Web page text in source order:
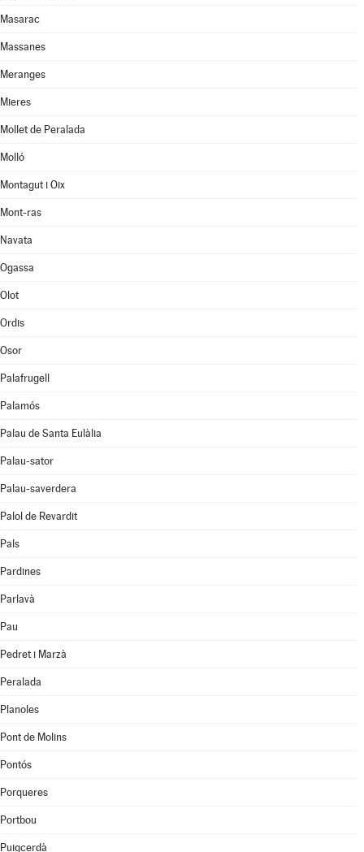
Masarac
Massanes
Meranges
Mieres
Mollet de Peralada
Molló
Montagut i Oix
Mont-ras
Navata
Ogassa
Olot
Ordis
Osor
Palafrugell
Palamós
Palau de Santa Eulàlia
Palau-sator
Palau-saverdera
Palol de Revardit
Pals
Pardines
Parlavà
Pau
Pedret i Marzà
Peralada
Planoles
Pont de Molins
Pontós
Porqueres
Portbou
Puigcerdà